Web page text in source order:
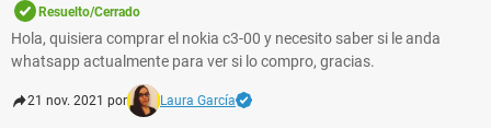
Resuelto/Cerrado
Hola, quisiera comprar el nokia c3-00 y necesito saber si le anda
whatsapp actualmente para ver si lo compro, gracias.
21 nov. 2021 por Laura García